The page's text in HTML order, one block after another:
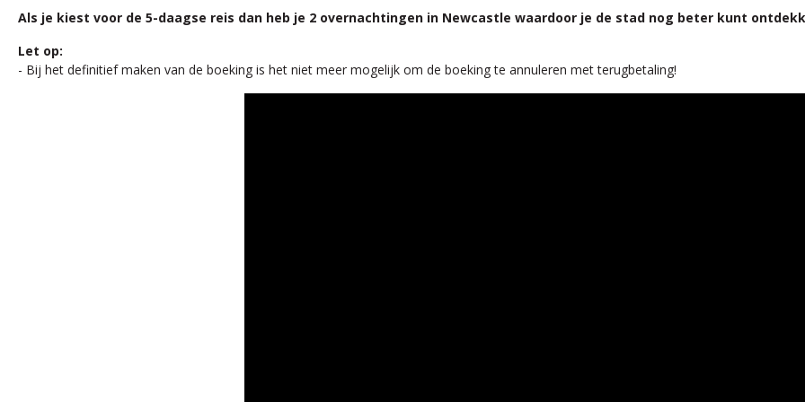
Als je kiest voor de 5-daagse reis dan heb je 2 overnachtingen in Newcastle waardoor je de stad nog beter kunt
Let op:
- Bij het definitief maken van de boeking is het niet meer mogelijk om de boeking te annuleren met terugbetaling!